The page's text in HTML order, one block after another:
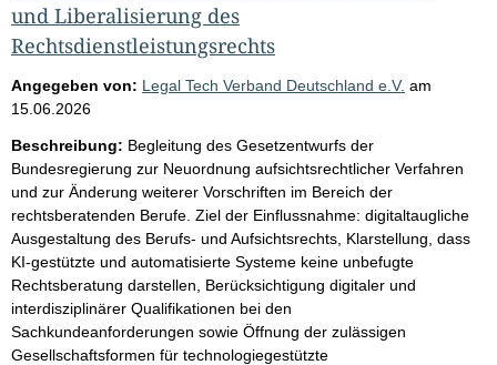
und Liberalisierung des
Rechtsdienstleistungsrechts
Angegeben von: Legal Tech Verband Deutschland e.V. am
15.06.2026
Beschreibung: Begleitung des Gesetzentwurfs der
Bundesregierung zur Neuordnung aufsichtsrechtlicher Verfahren
und zur Änderung weiterer Vorschriften im Bereich der
rechtsberatenden Berufe. Ziel der Einflussnahme: digitaltaugliche
Ausgestaltung des Berufs- und Aufsichtsrechts, Klarstellung, dass
KI-gestützte und automatisierte Systeme keine unbefugte
Rechtsberatung darstellen, Berücksichtigung digitaler und
interdisziplinärer Qualifikationen bei den
Sachkundeanforderungen sowie Öffnung der zulässigen
Gesellschaftsformen für technologiegestützte